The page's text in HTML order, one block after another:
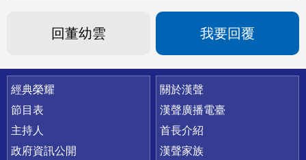
回董幼雲 我要回覆
快速連結
經典榮耀
節目表
主持人
政府資訊公開
關於漢聲
漢聲廣播電臺
首長介紹
漢聲家族